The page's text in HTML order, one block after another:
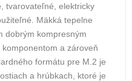
tvarovateľné, elektricky
Mäkká tepelne
dobrým kompresným
a zároveň
formátu pre M.2 je
a hrúbkach, ktoré je